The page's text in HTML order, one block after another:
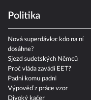
Politika
Nová superdávka: kdo na ní
dosáhne?
Sjezd sudetských Němců
Proč vláda zavádí EET?
Padni komu padni
Výpověď z práce vzor
Divoký kačer